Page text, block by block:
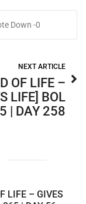
0
NEXT ARTICLE
OF LIFE –
LIFE] BOL
| DAY 258
LIFE – GIVES